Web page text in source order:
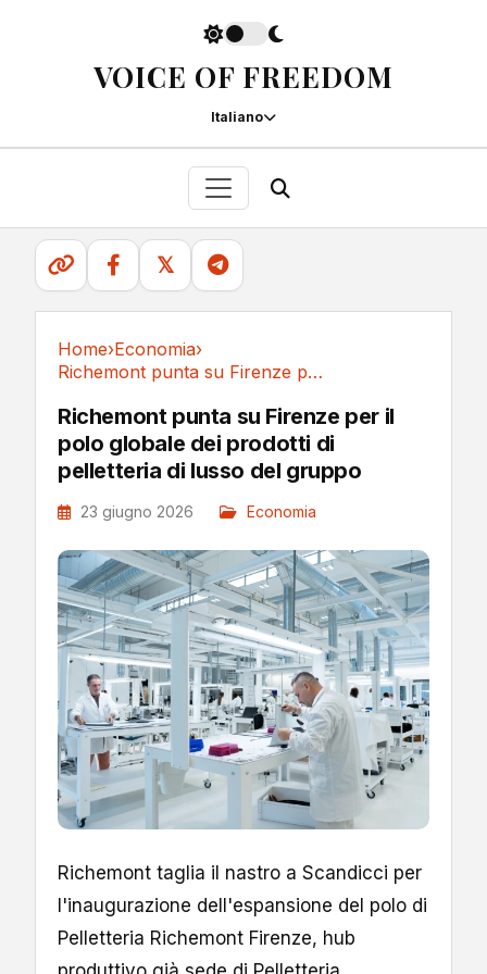
VOICE OF FREEDOM
Italiano
𝕏
Home›Economia›
Richemont punta su Firenze per il polo globale...
Richemont punta su Firenze per il
polo globale dei prodotti di
pelletteria di lusso del gruppo
23 giugno 2026 Economia
Richemont taglia il nastro a Scandicci per
l'inaugurazione dell'espansione del polo di
Pelletteria Richemont Firenze, hub